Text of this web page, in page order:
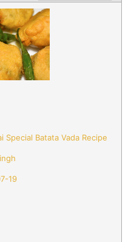
Special Batata Vada Recipe
19